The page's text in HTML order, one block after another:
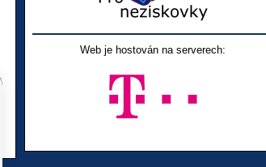
Web je hostován na serverech: